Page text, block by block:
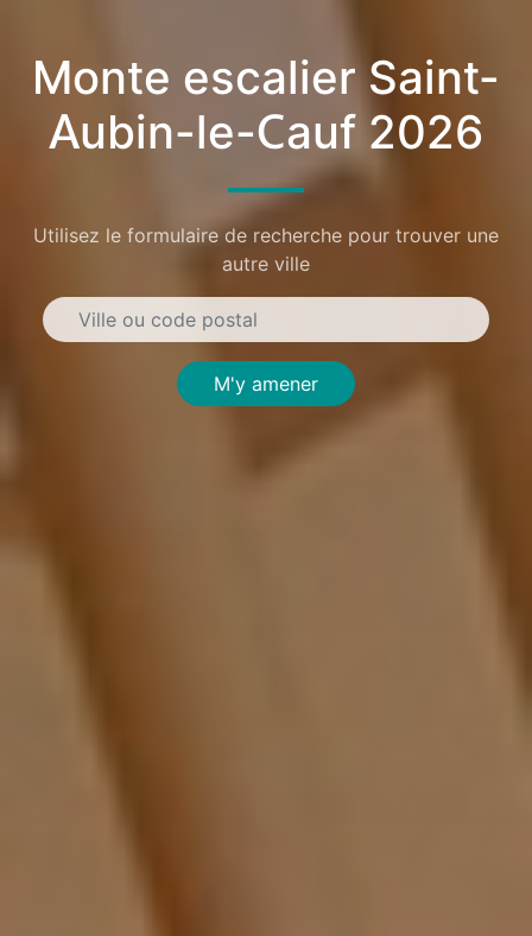
Monte escalier Saint-
Aubin-le-Cauf 2026
Utilisez le formulaire de recherche pour trouver une
autre ville
M'y amener